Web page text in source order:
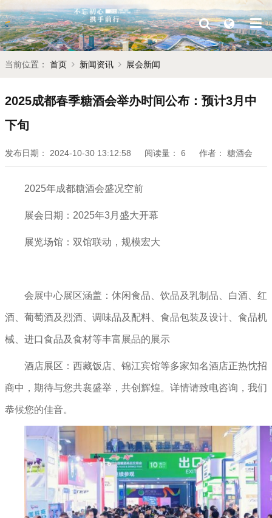
当前位置： 首页 新闻资讯 展会新闻
2025成都春季糖酒会举办时间公布：预计3月中
下旬‌
发布日期： 2024-10-30 13:12:58 阅读量： 6 作者： 糖酒会
2025年成都糖酒会盛况空前
展会日期：2025年3月盛大开幕
展览场馆：双馆联动，规模宏大
会展中心展区涵盖： 休闲食品、饮品及乳制品、 白酒、红
酒、葡萄酒及烈酒、调味品及配料、食品包装及设计、食品机
械、进口食品及食材等丰富展品的展示
酒店展区：西藏饭店、锦江宾馆等多家知名酒店正热忱招
商中，期待与您共襄盛举，共创辉煌。详情请致电咨询，我们
恭候您的佳音。